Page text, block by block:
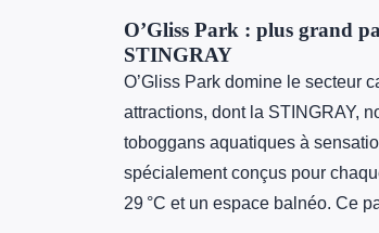
O’Gliss Park : plus grand
STINGRAY
O’Gliss Park domine le secteur
attractions, dont la STINGRAY,
toboggans aquatiques à
spécialement conçus pour
29 °C et un espace balnéo. Ce